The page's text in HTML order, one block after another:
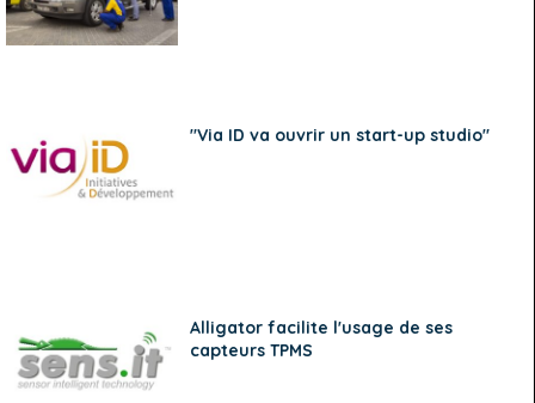
"Via ID va ouvrir un start-up studio"
Alligator facilite l'usage de ses
capteurs TPMS